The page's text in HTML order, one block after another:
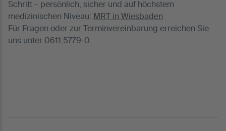
Schritt – persönlich, sicher und auf höchstem
medizinischen Niveau: MRT in Wiesbaden
Für Fragen oder zur Terminvereinbarung erreichen Sie
uns unter 0611 5779-0.